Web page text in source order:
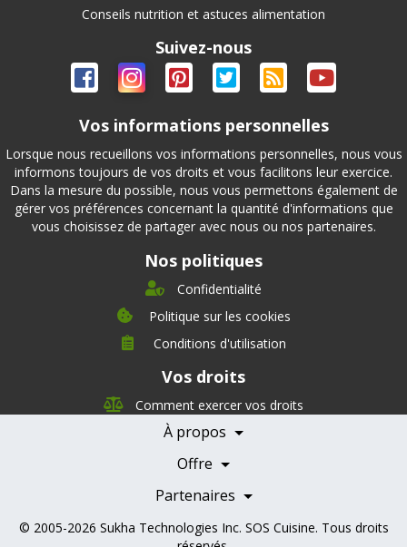
Conseils nutrition et astuces alimentation
Suivez-nous
Vos informations personnelles
Lorsque nous recueillons vos informations personnelles, nous vous
informons toujours de vos droits et vous facilitons leur exercice.
Dans la mesure du possible, nous vous permettons également de
gérer vos préférences concernant la quantité d'informations que
vous choisissez de partager avec nous ou nos partenaires.
Nos politiques
Confidentialité
Politique sur les cookies
Conditions d'utilisation
Vos droits
Comment exercer vos droits
À propos
Direction
Nutrition
Offre
Témoignages
Partenaires
Nos partenaires
Devenir Partenaire
Professionnels de la santé
© 2005-2026 Sukha Technologies Inc. SOS Cuisine. Tous droits